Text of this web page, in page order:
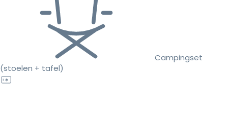
Campingset
(stoelen + tafel)